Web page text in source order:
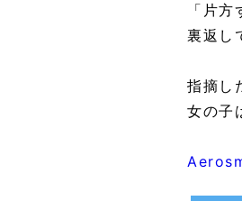
「片
裏返し
指摘し
女の子